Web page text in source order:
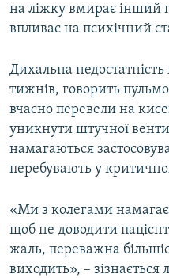
на ліжку вмирає інший
впливає на психічний
Дихальна
тижнів, говорить
вчасно перевели на
уникнути штучної
намагаються
перебувають у
«Ми з колегами
щоб не доводити
жаль, переважна
виходить», – зізнається